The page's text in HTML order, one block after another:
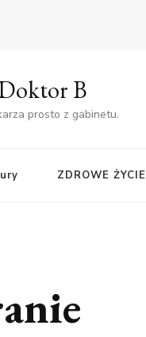
B
prosto z gabinetu.
ZDROWE ŻYCIE